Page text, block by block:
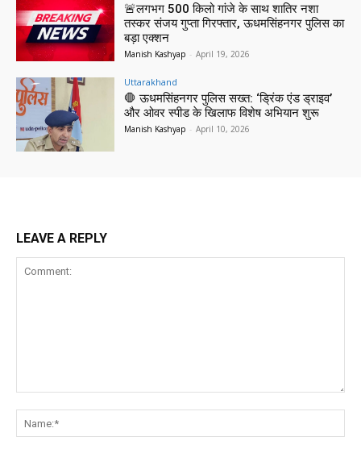
🚨लगभग 500 किलो गांजे के साथ शातिर नशा
तस्कर संजय गुप्ता गिरफ्तार, ऊधमसिंहनगर पुलिस का
बड़ा एक्शन
Manish Kashyap - April 19, 2026
Uttarakhand
🛑 ऊधमसिंहनगर पुलिस सख्त: ‘ड्रिंक एंड ड्राइव’
और ओवर स्पीड के खिलाफ विशेष अभियान शुरू
Manish Kashyap - April 10, 2026
LEAVE A REPLY